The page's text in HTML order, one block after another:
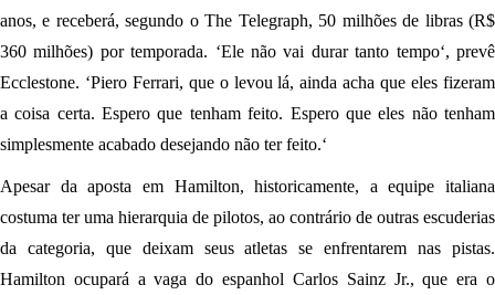
anos, e receberá, segundo o The Telegraph, 50 milhões de libras (R$
360 milhões) por temporada. ‘Ele não vai durar tanto tempo‘, prevê
Ecclestone. ‘Piero Ferrari, que o levou lá, ainda acha que eles fizeram
a coisa certa. Espero que tenham feito. Espero que eles não tenham
simplesmente acabado desejando não ter feito.‘
Apesar da aposta em Hamilton, historicamente, a equipe italiana
costuma ter uma hierarquia de pilotos, ao contrário de outras escuderias
da categoria, que deixam seus atletas se enfrentarem nas pistas.
Hamilton ocupará a vaga do espanhol Carlos Sainz Jr., que era o